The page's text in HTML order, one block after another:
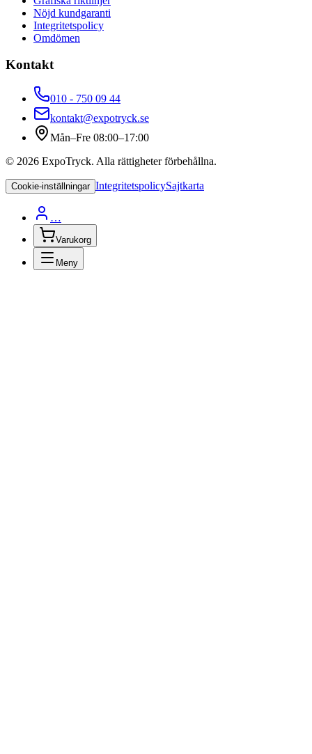
Nöjd kundgaranti
Integritetspolicy
Omdömen
Kontakt
010 - 750 09 44
kontakt@expotryck.se
Mån–Fre 08:00–17:00
© 2026 ExpoTryck. Alla rättigheter förbehållna.
Cookie-inställningar IntegritetspolicySajtkarta
…
Varukorg
Meny